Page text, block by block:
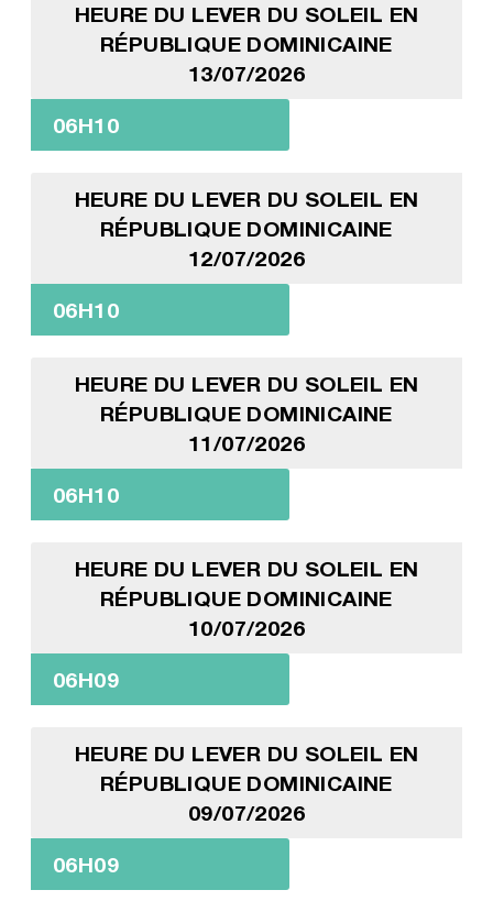
HEURE DU LEVER DU SOLEIL EN
RÉPUBLIQUE DOMINICAINE
13/07/2026
06H10
HEURE DU LEVER DU SOLEIL EN
RÉPUBLIQUE DOMINICAINE
12/07/2026
06H10
HEURE DU LEVER DU SOLEIL EN
RÉPUBLIQUE DOMINICAINE
11/07/2026
06H10
HEURE DU LEVER DU SOLEIL EN
RÉPUBLIQUE DOMINICAINE
10/07/2026
06H09
HEURE DU LEVER DU SOLEIL EN
RÉPUBLIQUE DOMINICAINE
09/07/2026
06H09